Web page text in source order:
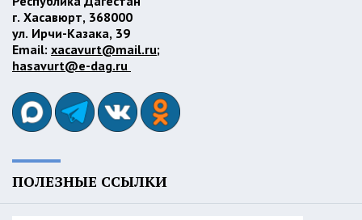
г. Хасавюрт, 368000
ул. Ирчи-Казака, 39
Email: xacavurt@mail.ru;
hasavurt@e-dag.ru
ПОЛЕЗНЫЕ ССЫЛКИ